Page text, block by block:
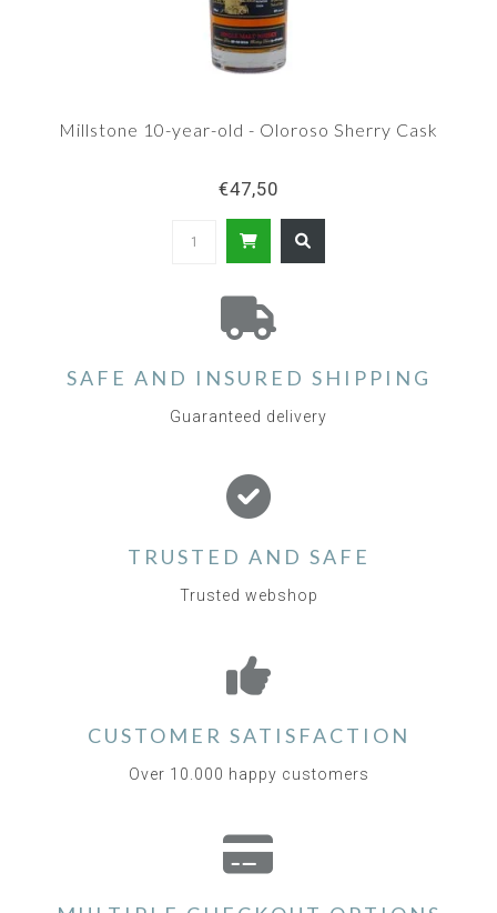
Millstone 10-year-old - Oloroso Sherry Cask
€47,50
SAFE AND INSURED SHIPPING
Guaranteed delivery
TRUSTED AND SAFE
Trusted webshop
CUSTOMER SATISFACTION
Over 10.000 happy customers